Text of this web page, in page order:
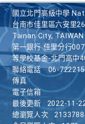
國立北門高級中學
台南市佳里區六安里
Tainan City, TAIWAN
第一銀行 佳里分行
等學校基金-北門高中
聯絡電話
06-
傳真
電子信箱
最後更新
2022-11-
總瀏覽人次